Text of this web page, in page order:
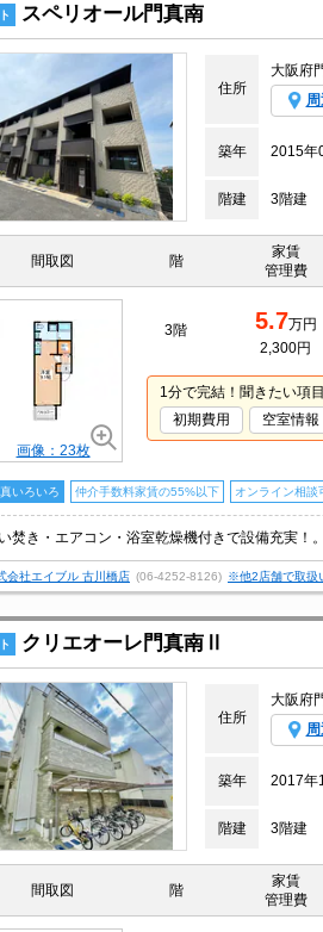
スペリオール門真南
住所
大阪府
周
築年 2015年
階建 3階建
間取図 階
家賃
管理費
画像：23枚
3階 5.7万円
2,300円
1分で完結！聞きたい項
初期費用
空室情報
いろいろ 仲介手数料家賃の55%以下 オンライン相談
会社エイブル 古川橋店 (06-4252-8126) ※他2店舗で取扱
クリエオーレ門真南Ⅱ
住所
大阪府
周
築年 2017年
階建 3階建
間取図 階
家賃
管理費